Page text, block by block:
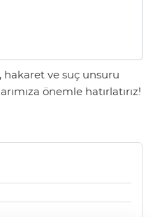
ve suç unsuru
önemle hatırlatırız!